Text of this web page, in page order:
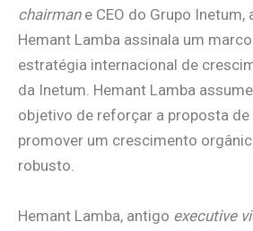
chairmane CEO do Grupo Inetum,
Hemant Lamba assinala um
estratégia internacional de
da Inetum. Hemant Lamba
objetivo de reforçar a proposta
promover um crescimento
robusto.
Hemant Lamba, antigo executive